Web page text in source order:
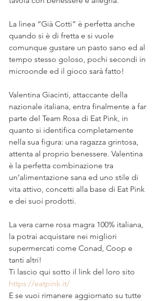
La linea “Già Cotti” è perfetta anche
quando si è di fretta e si vuole
comunque gustare un pasto sano ed al
tempo stesso goloso, pochi secondi in
microonde ed il gioco sarà fatto!
Valentina Giacinti, attaccante della
nazionale italiana, entra finalmente a far
parte del Team Rosa di Eat Pink, in
quanto si identifica completamente
nella sua figura: una ragazza grintosa,
attenta al proprio benessere. Valentina
è la perfetta combinazione tra
un’alimentazione sana ed uno stile di
vita attivo, concetti alla base di Eat Pink
e dei suoi prodotti.
La vera carne rosa magra 100% italiana,
la potrai acquistare nei migliori
supermercati come Conad, Coop e
tanti altri!
Ti lascio qui sotto il link del loro sito
https://eatpink.it/
E se vuoi rimanere aggiornato su tutte